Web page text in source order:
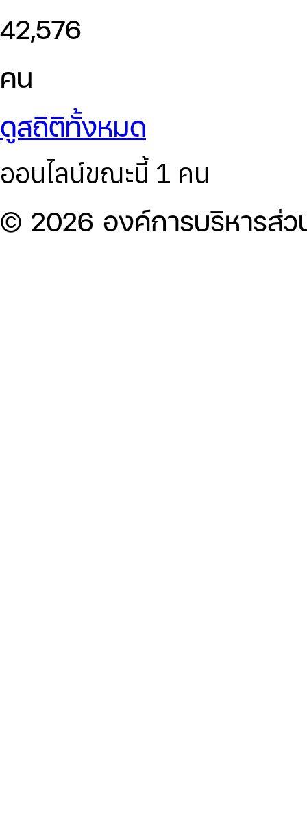
42,576
คน
ดูสถิติทั้งหมด
ออนไลน์ขณะนี้ 1 คน
© 2026 องค์การบริหารส่ว